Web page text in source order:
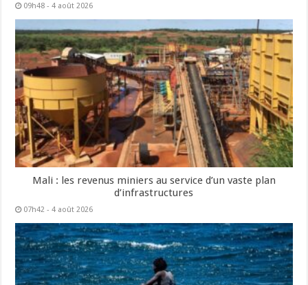
09h48 - 4 août 2026
Mali : les revenus miniers au service d’un vaste plan
d’infrastructures
07h42 - 4 août 2026